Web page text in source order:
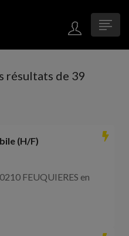
résultats de 39
(H/F)
FEUQUIERES en